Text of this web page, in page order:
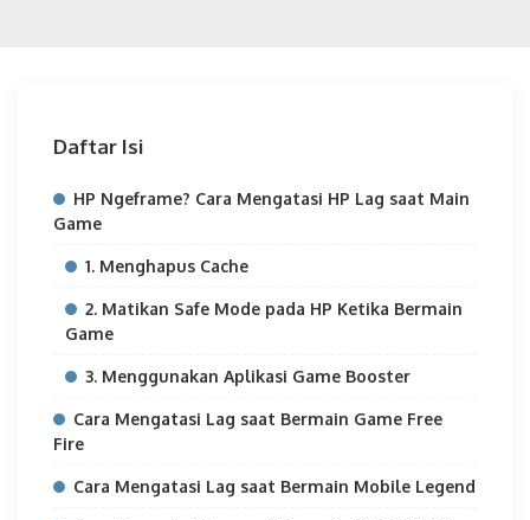
Daftar Isi
HP Ngeframe? Cara Mengatasi HP Lag saat Main
Game
1. Menghapus Cache
2. Matikan Safe Mode pada HP Ketika Bermain
Game
3. Menggunakan Aplikasi Game Booster
Cara Mengatasi Lag saat Bermain Game Free
Fire
Cara Mengatasi Lag saat Bermain Mobile Legend